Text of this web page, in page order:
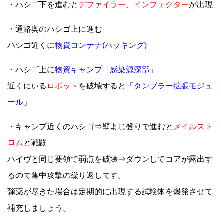
・ハシゴ下を進むと デファイラー、インフェクターが出現
・通路奥のハシゴ上に進む
ハシゴ近くに物資コンテナ(ハッキング)
・ハシゴ上に物資キャンプ「感染源深部」
近くにいる ロボット を破壊すると
「タンブラー拡張モジュ
ール」
・キャンプ近くのハシゴ⇒壁よじ登りで進むと メイルスト
ロム と戦闘
ハイヴと同じ要領で弱点を破壊⇒ダウンしてコアが露出す
るので集中攻撃の繰り返しです。
弾薬が尽きた場合は定期的に出現する試験体を爆発させて
補充しましょう。